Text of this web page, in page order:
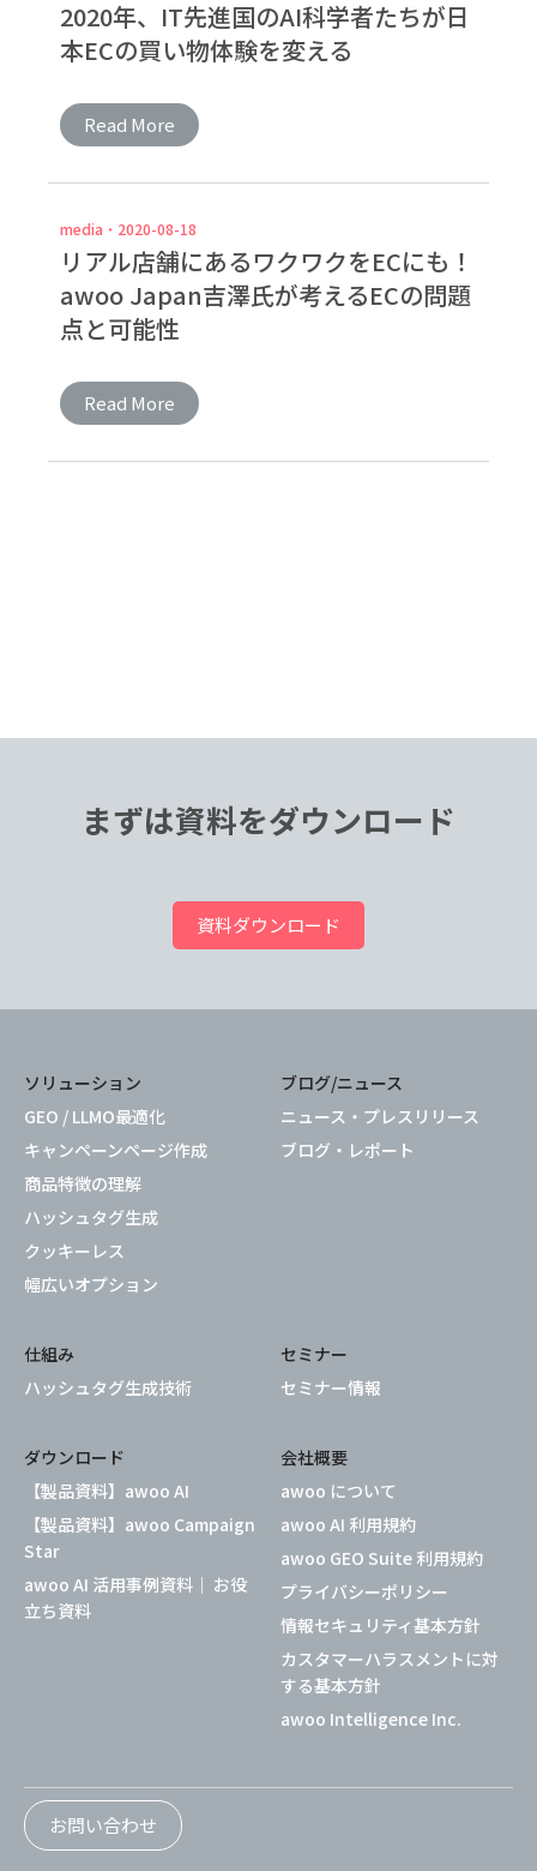
2020年、IT先進国のAI科学者たちが日
本ECの買い物体験を変える
Read More
media 2020-08-18
リアル店舗にあるワクワクをECにも！
awoo Japan吉澤氏が考えるECの問題
点と可能性
Read More
まずは資料をダウンロード
資料ダウンロード
ソリューション
GEO / LLMO最適化
キャンペーンページ作成
商品特徴の理解
ハッシュタグ生成
クッキーレス
幅広いオプション
ブログ/ニュース
ニュース・プレスリリース
ブログ・レポート
仕組み
ハッシュタグ生成技術
セミナー
セミナー情報
ダウンロード
【製品資料】awoo AI
【製品資料】awoo Campaign
Star
awoo AI 活用事例資料｜ お役
立ち資料
会社概要
awoo について
awoo AI 利用規約
awoo GEO Suite 利用規約
プライバシーポリシー
情報セキュリティ基本方針
カスタマーハラスメントに対
する基本方針
awoo Intelligence Inc.
お問い合わせ